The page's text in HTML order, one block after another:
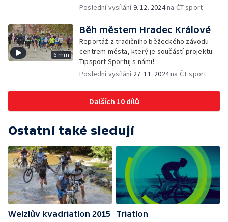
s námi!
Poslední vysílání9. 12. 2024na ČT sport
6 min
Běh městem Hradec Králové
Reportáž z tradičního běžeckého závodu
centrem města, který je součástí projektu
Tipsport Sportuj s námi!
Poslední vysílání 27. 11. 2024na ČT sport
Dalších 10 dílů
Ostatní také sledují
Welzlův kvadriatlon 2015
Triatlon